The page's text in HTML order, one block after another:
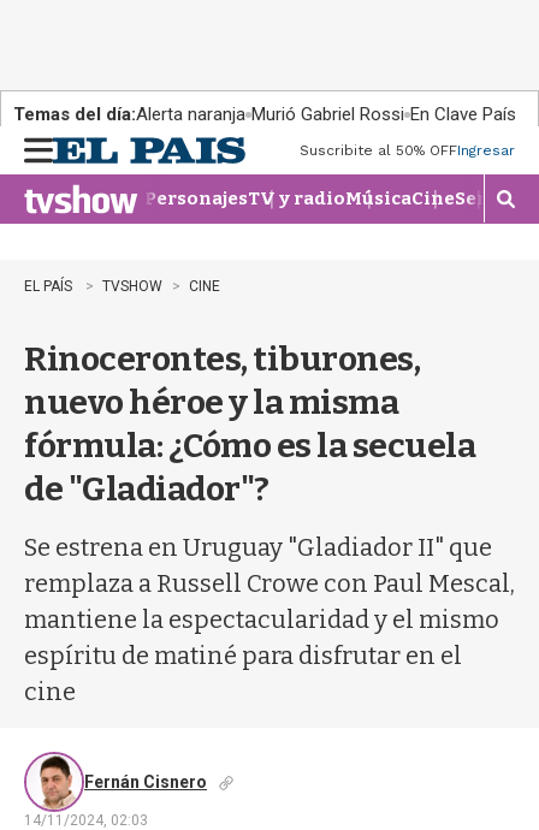
Temas del día:Alerta naranja Murió Gabriel Rossi En Clave País
n
u
Suscribite al 50% OFFIngresar
PersonajesTV y radioMúsicaCineSeries
M
o
EL PAÍS TVSHOW CINE
Rinocerontes, tiburones,
nuevo héroe y la misma
fórmula: ¿Cómo es la secuela
de "Gladiador"?
Se estrena en Uruguay "Gladiador II" que
remplaza a Russell Crowe con Paul Mescal,
mantiene la espectacularidad y el mismo
espíritu de matiné para disfrutar en el
cine
Fernán Cisnero
14/11/2024, 02:03